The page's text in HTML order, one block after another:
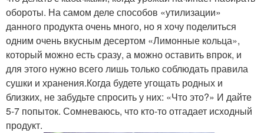
обороты. На самом деле способов «утилизации»
данного продукта очень много, но я хочу поделиться
одним очень вкусным десертом «Лимонные кольца»,
который можно есть сразу, а можно оставить впрок, и
для этого нужно всего лишь только соблюдать правила
сушки и хранения.Когда будете угощать родных и
близких, не забудьте спросить у них: «Что это?» И дайте
5-7 попыток. Сомневаюсь, что кто-то отгадает исходный
продукт.